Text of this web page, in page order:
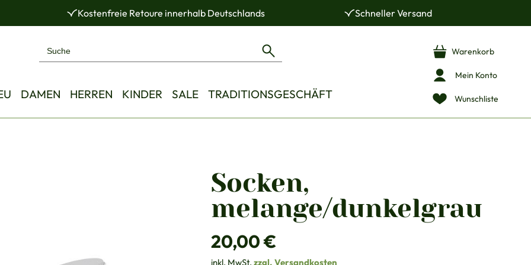
Kostenfreie Retoure innerhalb Deutschlands Schneller Versand
DAMEN HERREN KINDER SALE TRADITIONSGESCHÄFT Wunschliste
Mein Konto
Warenkorb
Socken,
melange/dunkelgrau
Regulärer Preis:
20,00 €
inkl. MwSt. zzgl. Versandkosten